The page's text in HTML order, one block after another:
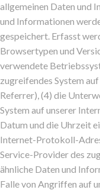
allgemeinen Daten und
und Informationen
gespeichert. Erfasst
Browsertypen und
verwendete
zugreifendes System
Referrer), (4) die
System auf unserer
Datum und die Uhrzeit
Internet-Protokoll-
Service-Provider des
ähnliche Daten und
Falle von Angriffen auf